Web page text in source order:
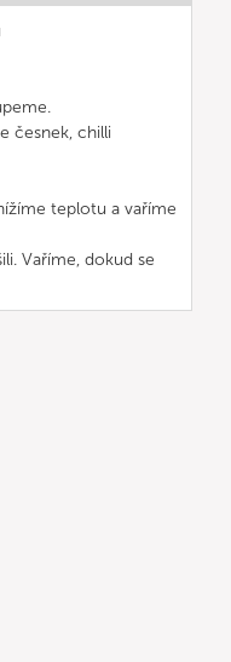
česnek, chilli
teplotu a vaříme
Vaříme, dokud se